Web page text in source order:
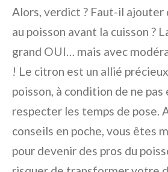
Alors, verdict ? Faut-il ajouter
au poisson avant la cuisson ?
grand OUI… mais avec
! Le citron est un allié
poisson, à condition de ne pas
respecter les temps de pose.
conseils en poche, vous êtes
pour devenir des pros du